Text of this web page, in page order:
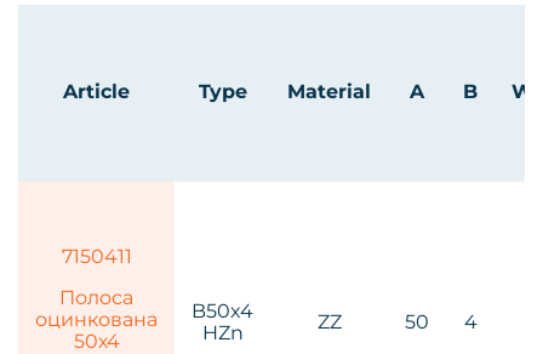
Article Type Material A B
7150411
Полоса
оцинкована
50х4
B50x4
HZn
ZZ 50 4